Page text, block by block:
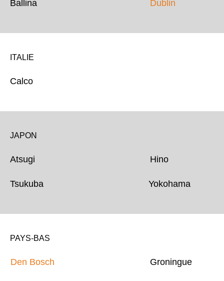
Ballina Dublin
ITALIE
Calco
JAPON
Atsugi Hino
Tsukuba Yokohama
PAYS-BAS
Den Bosch Groningue